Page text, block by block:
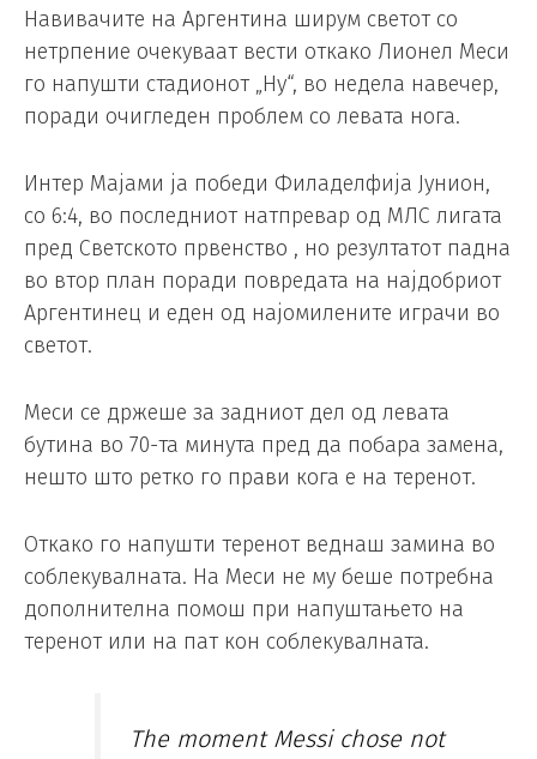
Навивачите на Аргентина ширум светот со
нетрпение очекуваат вести откако Лионел Меси
го напушти стадионот „Ну“, во недела навечер,
поради очигледен проблем со левата нога.
Интер Мајами ја победи Филаделфија Јунион,
со 6:4, во последниот натпревар од МЛС лигата
пред Светското првенство , но резултатот падна
во втор план поради повредата на најдобриот
Аргентинец и еден од најомилените играчи во
светот.
Меси се држеше за задниот дел од левата
бутина во 70-та минута пред да побара замена,
нешто што ретко го прави кога е на теренот.
Откако го напушти теренот веднаш замина во
соблекувалната. На Меси не му беше потребна
дополнителна помош при напуштањето на
теренот или на пат кон соблекувалната.
The moment Messi chose not